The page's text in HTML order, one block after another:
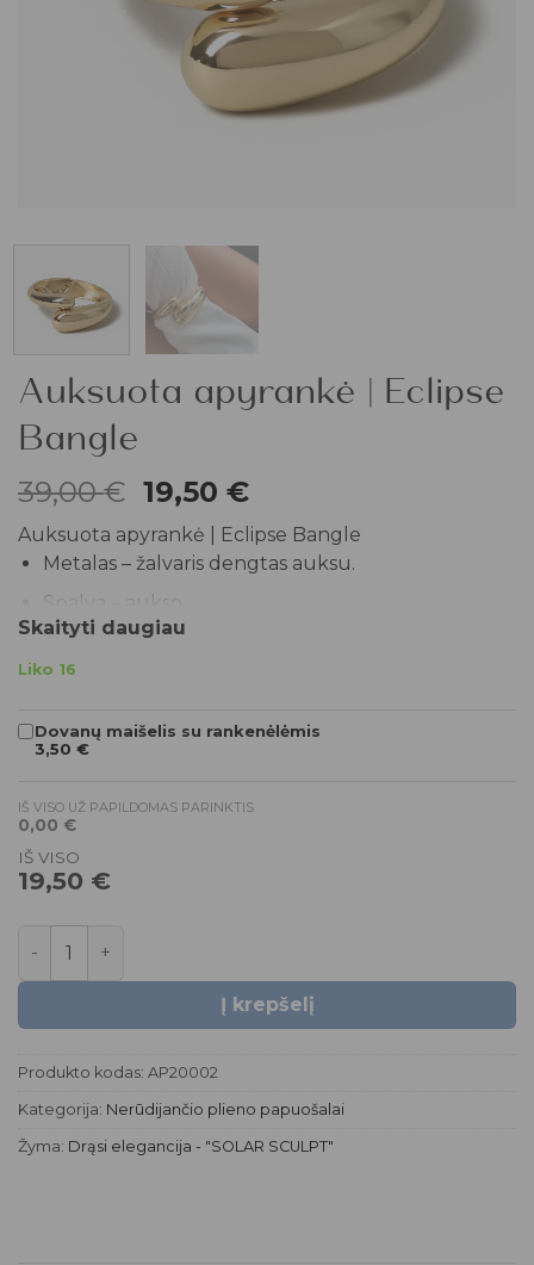
Auksuota apyrankė | Eclipse
Bangle
39,00€ Original
price
was:
39,00 €.
19,50€Current
price
is:
19,50 €.
Auksuota apyrankė | Eclipse Bangle
Metalas – žalvaris dengtas auksu.
Spalva – aukso.
Dydis – universalus, tinkantis riešui iki 19 cm.
Siauriausia dalis – 1 cm.
Bus supakuota puošnioje G-AMBER dėžutėje.
*Jeigu jūsų užsakymas užsakytas išankstiniu
būdu jo pristatymas gali užtrukti iki 3 savaičių!
Skaityti daugiau
Liko 16
Dovanų maišelis su rankenėlėmis
3,50 €
IŠ VISO UŽ PAPILDOMAS PARINKTIS
0,00 €
IŠ VISO
19,50 €
Į krepšelį
Produkto kodas: AP20002
Kategorija: Nerūdijančio plieno papuošalai
Žyma: Drąsi elegancija - "SOLAR SCULPT"